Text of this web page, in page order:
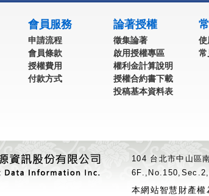
會員服務
申請流程
會員條款
授權費用
付款方式
論著授權
徵集論著
啟用授權專區
權利金計算說明
授權合約書下載
投稿基本資料表
使
常
104 台北市中山區
本網站智慧財產